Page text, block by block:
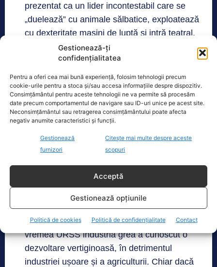
Gestionează-ți
confidențialitatea
Pentru a oferi cea mai bună experiență, folosim tehnologii precum
cookie-urile pentru a stoca și/sau accesa informațiile despre dispozitiv.
Consimțământul pentru aceste tehnologii ne va permite să procesăm
date precum comportamentul de navigare sau ID-uri unice pe acest site.
Neconsimțământul sau retragerea consimțământului poate afecta
negativ anumite caracteristici și funcții.
Gestionează
furnizori
Citește mai multe despre aceste
scopuri
Acceptă
Gestionează opțiunile
Politică de cookies Politică de confidențialitate Contact
prezentat ca un lider incontestabil care se
„duelează” cu animale sălbatice, exploatează
cu dexteritate mașini de luptă și intră teatral,
ca un star, în instituțiile statului;
Prezentarea de informații false, la aceleași
trusturi media, prin care populația să
„cunoască” răul pe care îl provoacă
occidentalii – forțele NATO acolo unde
intervin. (a se vedea discursul președintelui
republică Federativă Iugoslavia și Irak).
Punctele slabe ale
Absența unui program economic coerent. Pe
vremea URSS industria grea a cunoscut o
dezvoltare vertiginoasă, în detrimentul
industriei ușoare și a agriculturii. Chiar dacă